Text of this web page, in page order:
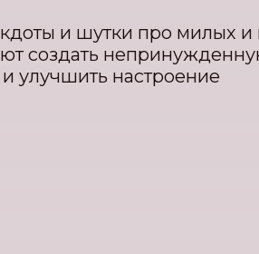
и шутки про милых
создать
и улучшить настроение